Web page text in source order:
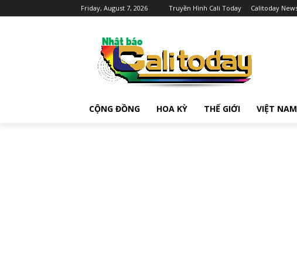
Friday, August 7, 2026 Truyền Hình Cali Today Calitoday
CỘNG ĐỒNG HOA KỲ THẾ GIỚI VIỆT NAM